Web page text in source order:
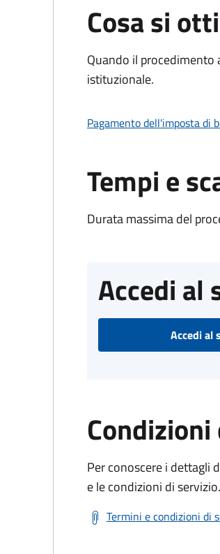
Cosa si
Quando il
istituzionale.
Pagamento dell'imposta di
Tempi e
Durata massima del
Accedi al
Accedi al
Per conoscere i dettagli
e le condizioni di servizio.
Termini e condizioni di